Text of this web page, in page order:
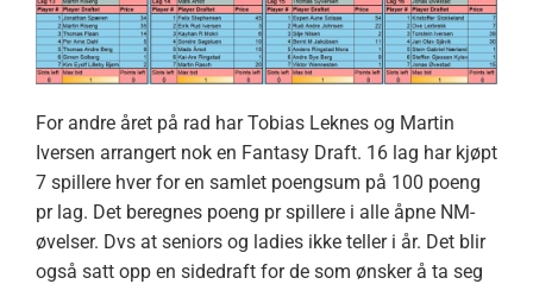
For andre året på rad har Tobias Leknes og Martin
Iversen arrangert nok en Fantasy Draft. 16 lag har kjøpt
7 spillere hver for en samlet poengsum på 100 poeng
pr lag. Det beregnes poeng pr spillere i alle åpne NM-
øvelser. Dvs at seniors og ladies ikke teller i år. Det blir
også satt opp en sidedraft for de som ønsker å ta seg